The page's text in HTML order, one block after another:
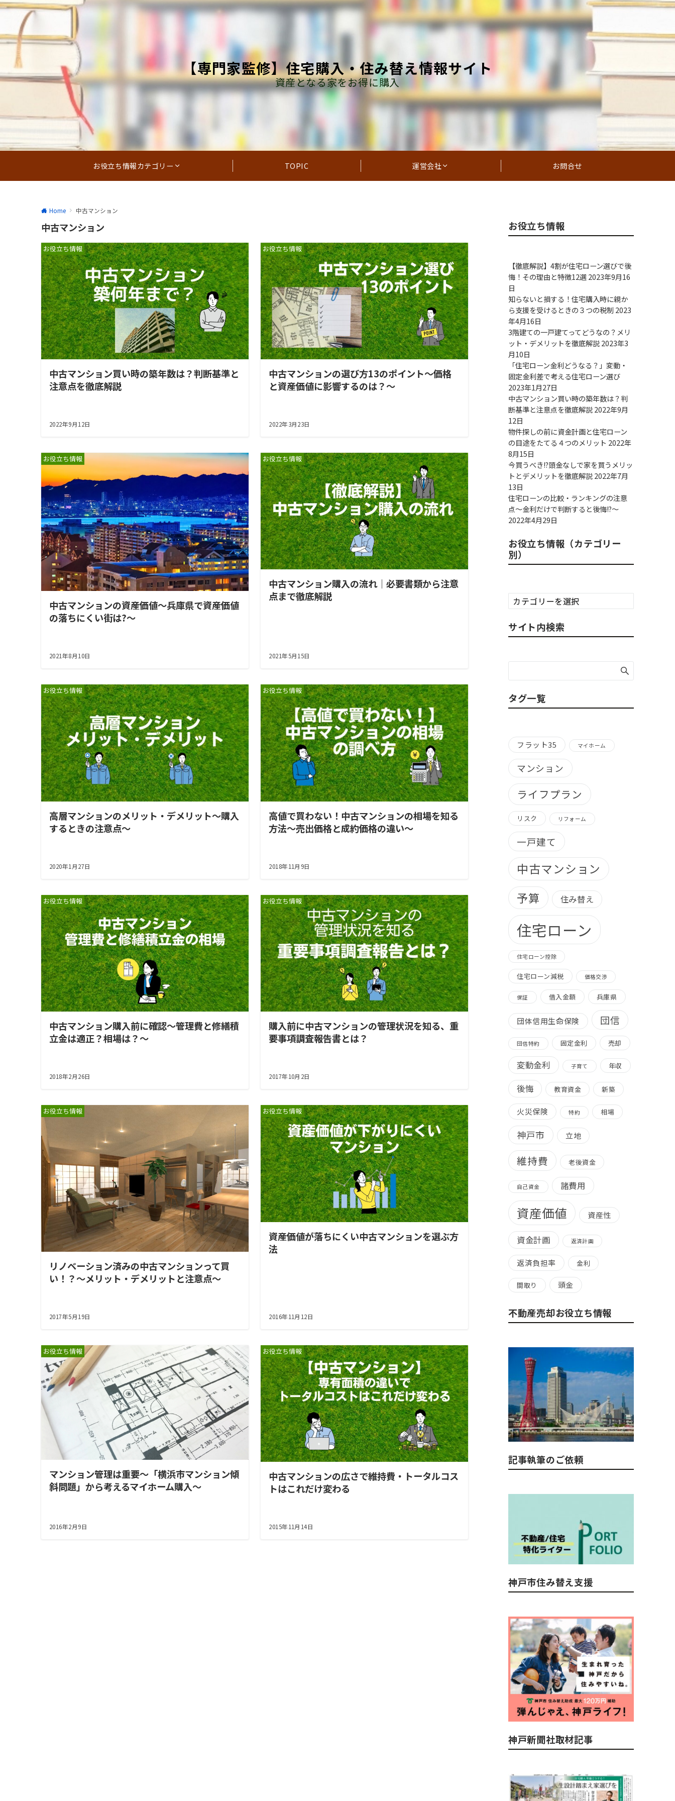
【専門家監修】住宅購入・住み替え情報サイト
資産となる家をお得に購入
お役立ち情報カテゴリー TOPIC 運営会社 お問合せ
Home 中古マンション
中古マンション
お役立ち情報
中古マンション買い時の築年数は？判断基準と
注意点を徹底解説
2022年9月12日
お役立ち情報
中古マンションの選び方13のポイント～価格
と資産価値に影響するのは？～
2022年3月23日
お役立ち情報
中古マンションの資産価値～兵庫県で資産価値
の落ちにくい街は?～
2021年8月10日
お役立ち情報
中古マンション購入の流れ｜必要書類から注意
点まで徹底解説
2021年5月15日
お役立ち情報
高層マンションのメリット・デメリット～購入
するときの注意点～
2020年1月27日
お役立ち情報
高値で買わない！中古マンションの相場を知る
方法～売出価格と成約価格の違い～
2018年11月9日
お役立ち情報
中古マンション購入前に確認～管理費と修繕積
立金は適正？相場は？～
2018年2月26日
お役立ち情報
購入前に中古マンションの管理状況を知る、重
要事項調査報告書とは？
2017年10月2日
お役立ち情報
リノベーション済みの中古マンションって買
い！？～メリット・デメリットと注意点～
2017年5月19日
お役立ち情報
資産価値が落ちにくい中古マンションを選ぶ方
法
2016年11月12日
お役立ち情報
マンション管理は重要～「横浜市マンション傾
斜問題」から考えるマイホーム購入～
2016年2月9日
お役立ち情報
中古マンションの広さで維持費・トータルコス
トはこれだけ変わる
2015年11月14日
お役立ち情報
【徹底解説】4割が住宅ローン選びで後
悔！その理由と特徴12選 2023年9月16
日
知らないと損する！住宅購入時に親か
ら支援を受けるときの３つの税制 2023
年4月16日
3階建ての一戸建てってどうなの？メリ
ット・デメリットを徹底解説 2023年3
月10日
「住宅ローン金利どうなる？」変動・
固定金利差で考える住宅ローン選び
2023年1月27日
中古マンション買い時の築年数は？判
断基準と注意点を徹底解説 2022年9月
12日
物件探しの前に資金計画と住宅ローン
の目途をたてる４つのメリット 2022年
8月15日
今買うべき!?頭金なしで家を買うメリッ
トとデメリットを徹底解説 2022年7月
13日
住宅ローンの比較・ランキングの注意
点～金利だけで判断すると後悔!?～
2022年4月29日
お役立ち情報（カテゴリー
別）
お
役
ち
情
（カ
ゴ
リ
ー
サイト内検索
タグ一覧
フラット35 マイホーム
マンション
ライフプラン
リスク リフォーム
一戸建て
中古マンション
予算 住み替え
住宅ローン
住宅ローン控除
住宅ローン減税 価格交渉
保証 借入金額 兵庫県
団体信用生命保険 団信
団信特約 固定金利 売却
変動金利 子育て 年収
後悔 教育資金 新築
火災保険 特約 相場
神戸市 立地
維持費 老後資金
自己資金 諸費用
資産価値 資産性
資金計画 返済計画
返済負担率 金利
間取り 頭金
不動産売却お役立ち情報
記事執筆のご依頼
神戸市住み替え支援
神戸新聞社取材記事